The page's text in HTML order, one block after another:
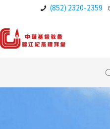
(852) 2320-2359